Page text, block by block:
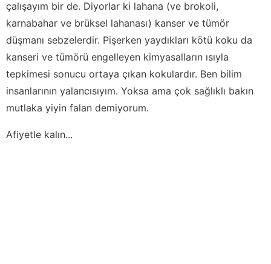
çalışayım bir de. Diyorlar ki lahana (ve brokoli,
karnabahar ve brüksel lahanası) kanser ve tümör
düşmanı sebzelerdir. Pişerken yaydıkları kötü koku da
kanseri ve tümörü engelleyen kimyasalların ısıyla
tepkimesi sonucu ortaya çıkan kokulardır. Ben bilim
insanlarının yalancısıyım. Yoksa ama çok sağlıklı bakın
mutlaka yiyin falan demiyorum.
Afiyetle kalın...